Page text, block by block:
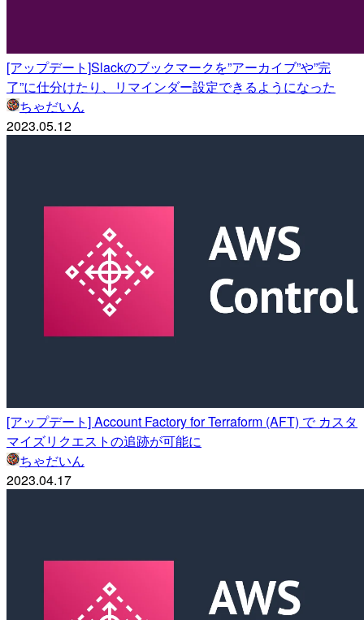
[アップデート]Slackのブックマークを”アーカイブ”や”完
了”に仕分けたり、リマインダー設定できるようになった
ちゃだいん
2023.05.12
[アップデート] Account Factory for Terraform (AFT) で カスタ
マイズリクエストの追跡が可能に
ちゃだいん
2023.04.17